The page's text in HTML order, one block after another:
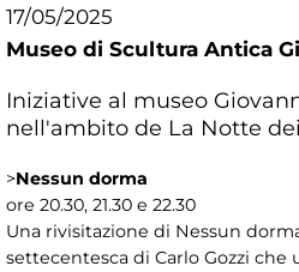
17/05/2025
Museo di Scultura Antica
Iniziative al museo
nell'ambito de La Notte
>Nessun dorma
ore 20.30, 21.30 e 22.30
Una rivisitazione di Nessun
settecentesca di Carlo Gozzi che